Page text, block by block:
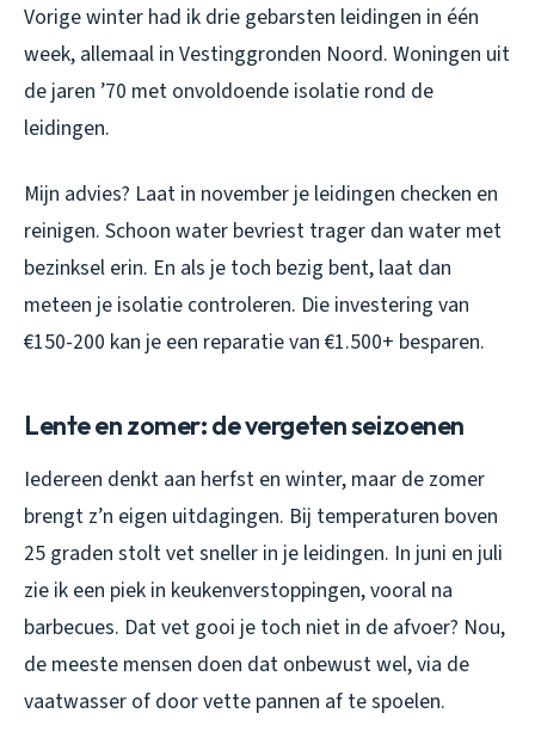
Vorige winter had ik drie gebarsten leidingen in één
week, allemaal in Vestinggronden Noord. Woningen uit
de jaren ’70 met onvoldoende isolatie rond de
leidingen.
Mijn advies? Laat in november je leidingen checken en
reinigen. Schoon water bevriest trager dan water met
bezinksel erin. En als je toch bezig bent, laat dan
meteen je isolatie controleren. Die investering van
€150-200 kan je een reparatie van €1.500+ besparen.
Lente en zomer: de vergeten seizoenen
Iedereen denkt aan herfst en winter, maar de zomer
brengt z’n eigen uitdagingen. Bij temperaturen boven
25 graden stolt vet sneller in je leidingen. In juni en juli
zie ik een piek in keukenverstoppingen, vooral na
barbecues. Dat vet gooi je toch niet in de afvoer? Nou,
de meeste mensen doen dat onbewust wel, via de
vaatwasser of door vette pannen af te spoelen.